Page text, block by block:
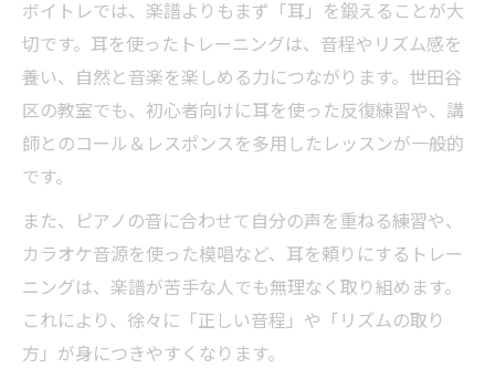
ボイトレでは、楽譜よりもまず「耳」を鍛えることが大
切です。耳を使ったトレーニングは、音程やリズム感を
養い、自然と音楽を楽しめる力につながります。世田谷
区の教室でも、初心者向けに耳を使った反復練習や、講
師とのコール＆レスポンスを多用したレッスンが一般的
です。
また、ピアノの音に合わせて自分の声を重ねる練習や、
カラオケ音源を使った模唱など、耳を頼りにするトレー
ニングは、楽譜が苦手な人でも無理なく取り組めます。
これにより、徐々に「正しい音程」や「リズムの取り
方」が身につきやすくなります。